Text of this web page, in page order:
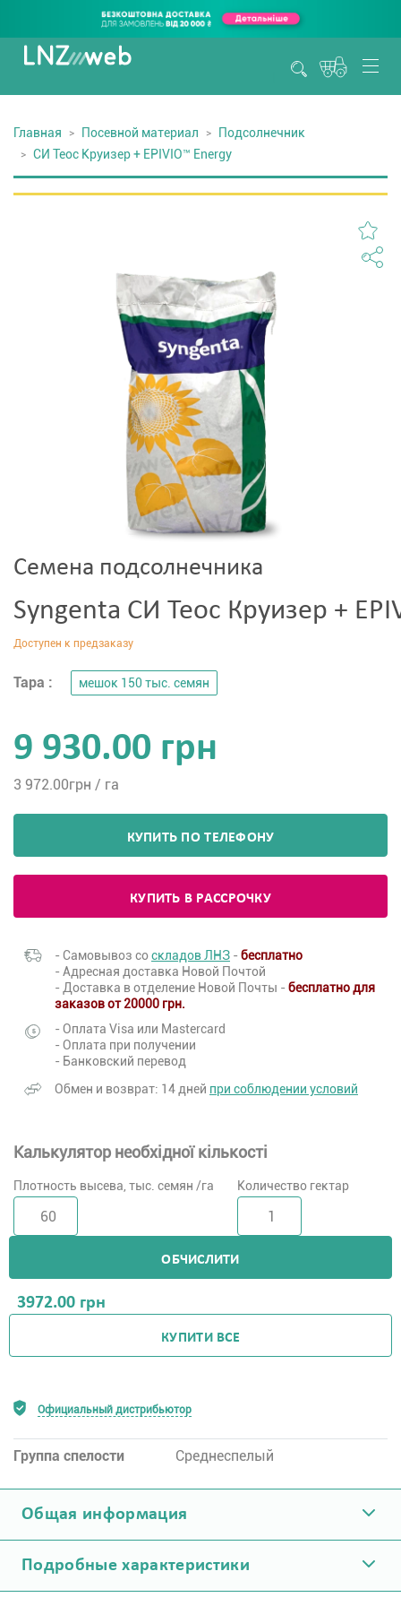
Главная Посевной материал
Подсолнечник
СИ Теос Круизер + EPIVIO™ Energy
Семена подсолнечника
Syngenta СИ Теос Круизер +
Тара : мешок 150 тыс. семян
9 930.00 грн
3 972.00грн / га
КУПИТЬ ПО ТЕЛЕФОНУ
КУПИТЬ В РАССРОЧКУ
- Самовывоз соскладов ЛНЗ - бесплатно
- Адресная доставка Новой Почтой
- Доставка в отделение Новой Почты - бесплатно для
заказов от 20000 грн.
- Оплата Visa или Mastercard
- Оплата при получении
- Банковский перевод
Обмен и возврат: 14 дней при соблюдении условий
Калькулятор необхідної кількості
Плотность высева, тыс. семян /га Количество гектар
ОБЧИСЛИТИ
3972.00 грн
КУПИТИ ВСЕ
Официальный дистрибьютор
Группа спелости Среднеспелый
Общая информация
Подробные характеристики